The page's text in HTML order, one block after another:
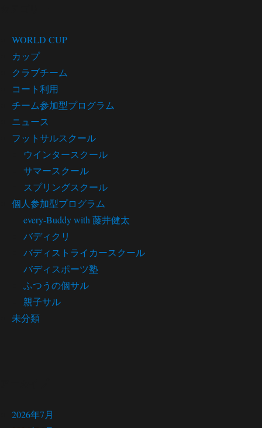
WORLD CUP
カップ
クラブチーム
コート利用
チーム参加型プログラム
ニュース
フットサルスクール
ウインタースクール
サマースクール
スプリングスクール
個人参加型プログラム
every-Buddy with 藤井健太
バディクリ
バディストライカースクール
バディスポーツ塾
ふつうの個サル
親子サル
未分類
2026年7月